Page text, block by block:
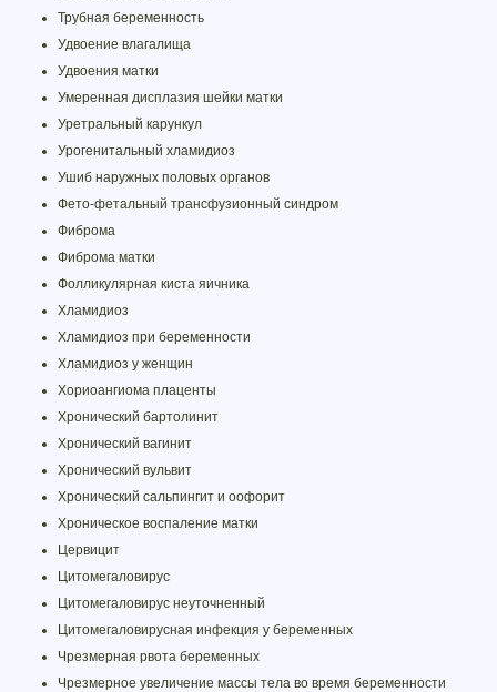
Трубная беременность
Удвоение влагалища
Удвоения матки
Умеренная дисплазия шейки матки
Уретральный карункул
Урогенитальный хламидиоз
Ушиб наружных половых органов
Фето-фетальный трансфузионный синдром
Фиброма
Фиброма матки
Фолликулярная киста яичника
Хламидиоз
Хламидиоз при беременности
Хламидиоз у женщин
Хориоангиома плаценты
Хронический бартолинит
Хронический вагинит
Хронический вульвит
Хронический сальпингит и оофорит
Хроническое воспаление матки
Цервицит
Цитомегаловирус
Цитомегаловирус неуточненный
Цитомегаловирусная инфекция у беременных
Чрезмерная рвота беременных
Чрезмерное увеличение массы тела во время беременности